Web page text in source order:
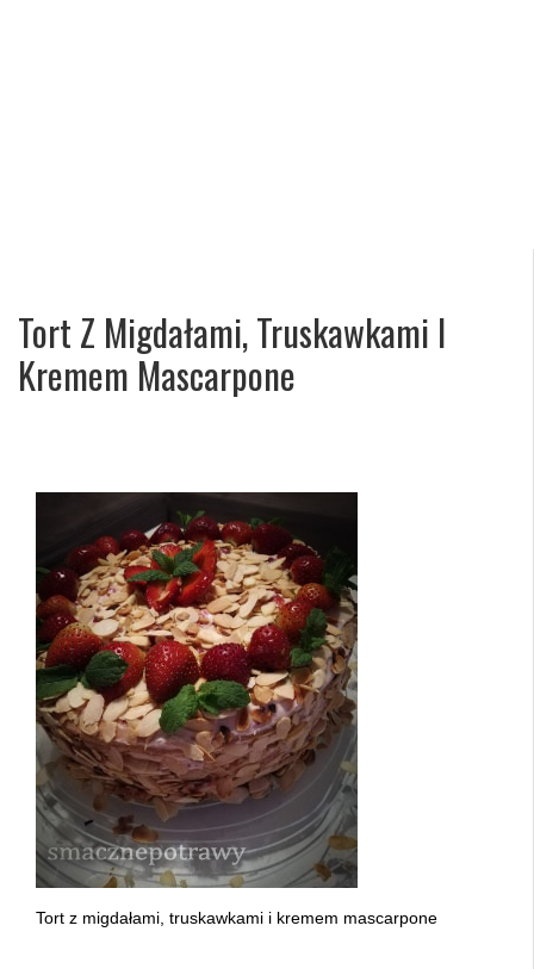
Tort Z Migdałami, Truskawkami I
Kremem Mascarpone
Tort z migdałami, truskawkami i kremem mascarpone